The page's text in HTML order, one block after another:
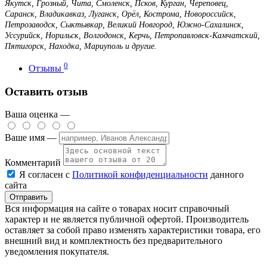
Якутск, Грозный, Чита, Смоленск, Псков, Курган, Череповец,
Саранск, Владикавказ, Луганск, Орёл, Кострома, Новороссийск,
Петрозаводск, Сыктывкар, Великий Новгород, Южно-Сахалинск,
Уссурийск, Норильск, Волгодонск, Керчь, Петропавловск-Камчатский,
Пятигорск, Находка, Мариуполь и другие.
Отзывы 0
Оставить отзыв
Ваша оценка —
Ваше имя —
Комментарий
Я согласен с Политикой конфиденциальности данного
сайта
Вся информация на сайте о товарах носит справочный
характер и не является публичной офертой. Производитель
оставляет за собой право изменять характеристики товара, его
внешний вид и комплектность без предварительного
уведомления покупателя.